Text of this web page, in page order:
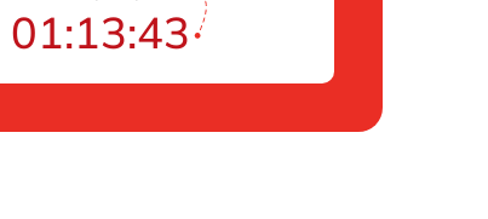
01:13:42